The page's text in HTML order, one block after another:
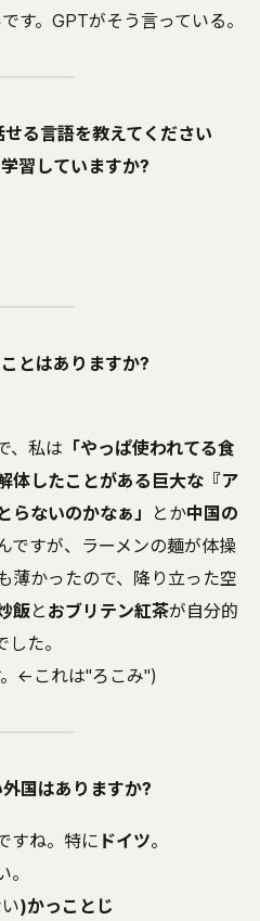
す。GPTがそう言っている。
る言語を教えてください
習していますか?
とはありますか?
、私は 「やっぱ使われてる食
体したことがある巨大な『ア
らないのかなぁ」
とか中国の
ですが、ラーメンの麺が体操
薄かったので、降り立った空
飯と おブリテン紅茶が自分的
した。
←これは"ろこみ")
国はありますか?
すね。特に ドイツ。
)かっことじ